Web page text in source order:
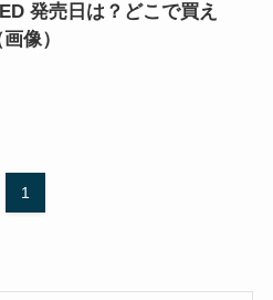
発売日は？どこで買え
像）
1